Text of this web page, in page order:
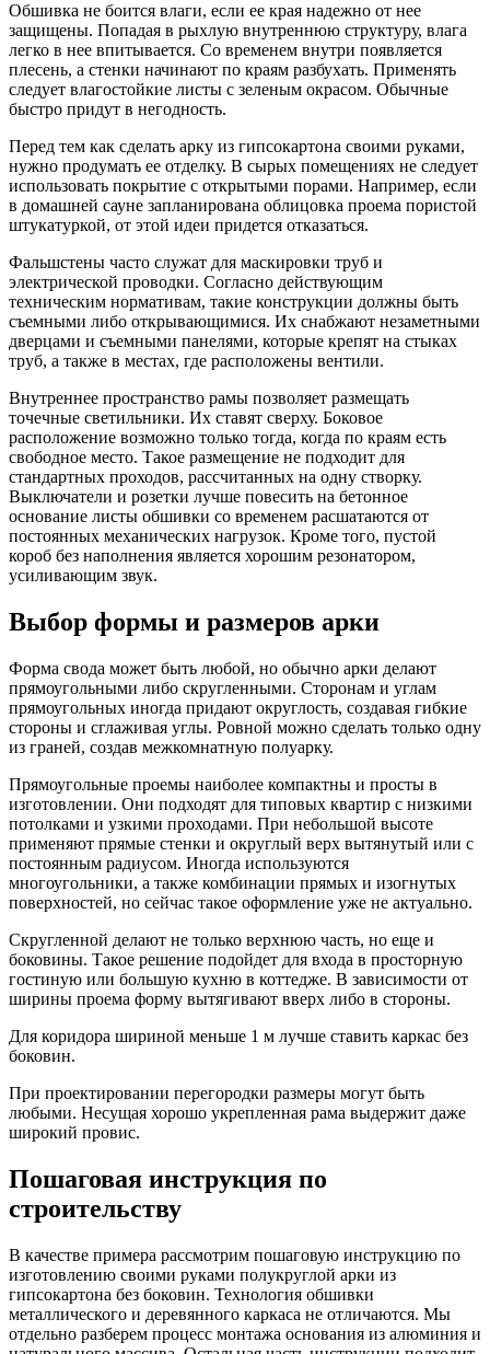
Обшивка не боится влаги, если ее края надежно от нее
защищены. Попадая в рыхлую внутреннюю структуру, влага
легко в нее впитывается. Со временем внутри появляется
плесень, а стенки начинают по краям разбухать. Применять
следует влагостойкие листы с зеленым окрасом. Обычные
быстро придут в негодность.
Перед тем как сделать арку из гипсокартона своими руками,
нужно продумать ее отделку. В сырых помещениях не следует
использовать покрытие с открытыми порами. Например, если
в домашней сауне запланирована облицовка проема пористой
штукатуркой, от этой идеи придется отказаться.
Фальшстены часто служат для маскировки труб и
электрической проводки. Согласно действующим
техническим нормативам, такие конструкции должны быть
съемными либо открывающимися. Их снабжают незаметными
дверцами и съемными панелями, которые крепят на стыках
труб, а также в местах, где расположены вентили.
Внутреннее пространство рамы позволяет размещать
точечные светильники. Их ставят сверху. Боковое
расположение возможно только тогда, когда по краям есть
свободное место. Такое размещение не подходит для
стандартных проходов, рассчитанных на одну створку.
Выключатели и розетки лучше повесить на бетонное
основание листы обшивки со временем расшатаются от
постоянных механических нагрузок. Кроме того, пустой
короб без наполнения является хорошим резонатором,
усиливающим звук.
Выбор формы и размеров арки
Форма свода может быть любой, но обычно арки делают
прямоугольными либо скругленными. Сторонам и углам
прямоугольных иногда придают округлость, создавая гибкие
стороны и сглаживая углы. Ровной можно сделать только одну
из граней, создав межкомнатную полуарку.
Прямоугольные проемы наиболее компактны и просты в
изготовлении. Они подходят для типовых квартир с низкими
потолками и узкими проходами. При небольшой высоте
применяют прямые стенки и округлый верх вытянутый или с
постоянным радиусом. Иногда используются
многоугольники, а также комбинации прямых и изогнутых
поверхностей, но сейчас такое оформление уже не актуально.
Скругленной делают не только верхнюю часть, но еще и
боковины. Такое решение подойдет для входа в просторную
гостиную или большую кухню в коттедже. В зависимости от
ширины проема форму вытягивают вверх либо в стороны.
Для коридора шириной меньше 1 м лучше ставить каркас без
боковин.
При проектировании перегородки размеры могут быть
любыми. Несущая хорошо укрепленная рама выдержит даже
широкий провис.
Пошаговая инструкция по
строительству
В качестве примера рассмотрим пошаговую инструкцию по
изготовлению своими руками полукруглой арки из
гипсокартона без боковин. Технология обшивки
металлического и деревянного каркаса не отличаются. Мы
отдельно разберем процесс монтажа основания из алюминия и